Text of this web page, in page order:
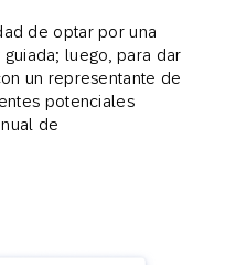
de optar por una
luego, para dar
un representante de
potenciales
de